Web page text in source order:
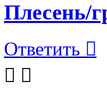
Плесень/
Ответить